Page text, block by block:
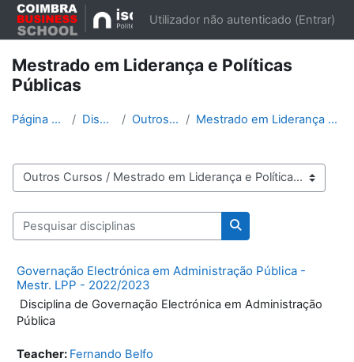
Ir para o conteúdo principal
Utilizador não autenticado (Entrar)
Mestrado em Liderança e Políticas
Públicas
Página principal Disciplinas Outros Cursos Mestrado em Liderança e Políticas Públicas
Categorias de disciplinas
Pesquisar disciplinas
Pesquisar disciplinas
Governação Electrónica em Administração Pública -
Mestr. LPP - 2022/2023
Disciplina de Governação Electrónica em Administração
Pública
Teacher: Fernando Belfo